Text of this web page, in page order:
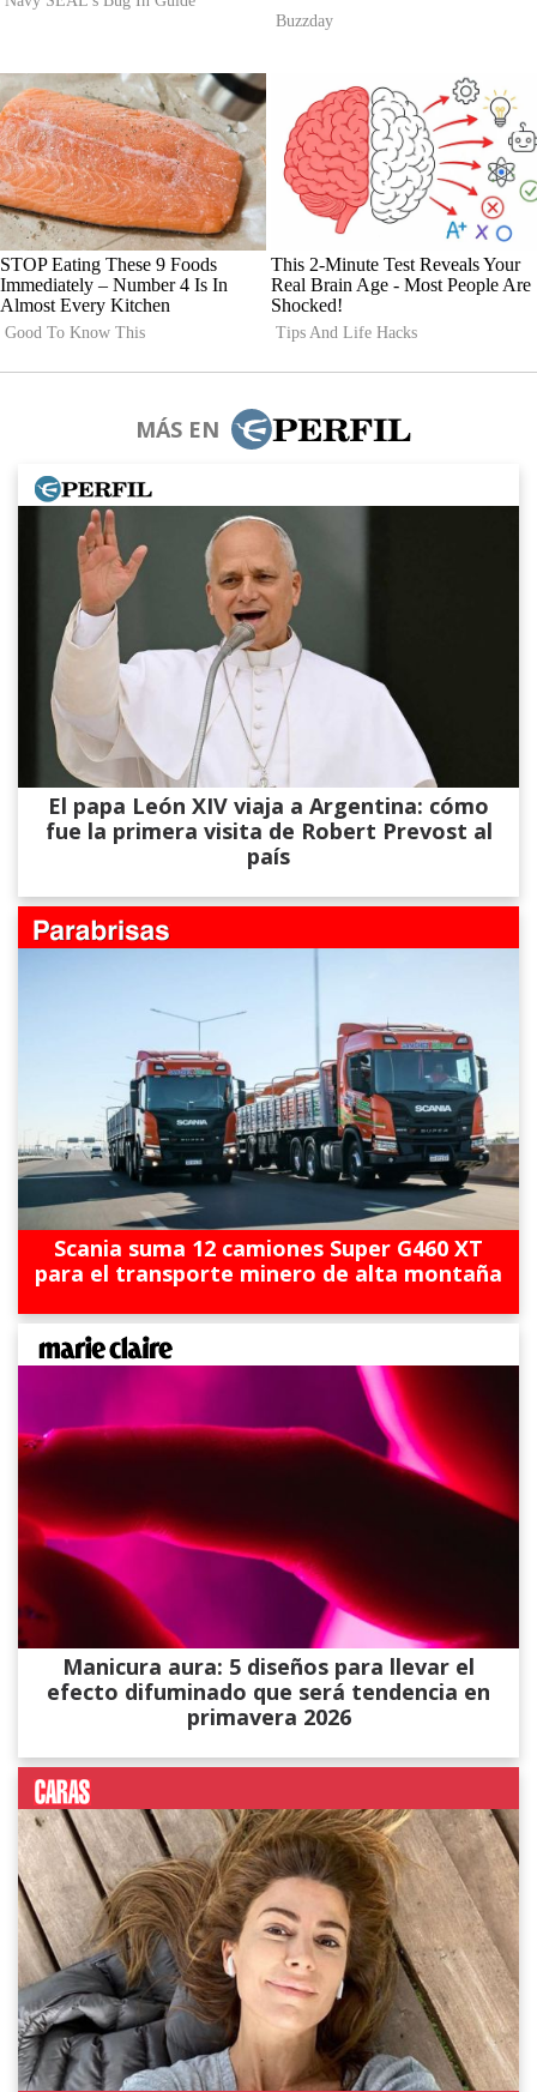
MÁS EN
El papa León XIV viaja a Argentina: cómo
fue la primera visita de Robert Prevost al
país
Scania suma 12 camiones Super G460 XT
para el transporte minero de alta montaña
Manicura aura: 5 diseños para llevar el
efecto difuminado que será tendencia en
primavera 2026